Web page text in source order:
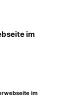
im